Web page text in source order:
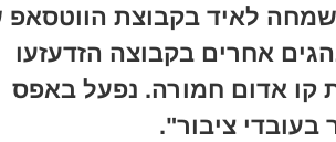
לאיד בקבוצת
אחרים בקבוצה הזדעזעו
קו אדום חמורה. נפעל באפס
בעובדי ציבור".